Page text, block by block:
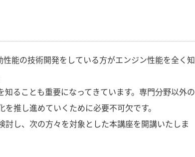
能の技術開発をしている方がエンジン性能を全く知
ることも重要になってきています。専門分野以外の
推し進めていくために必要不可欠です。
し、次の方々を対象とした本講座を開講いたしま